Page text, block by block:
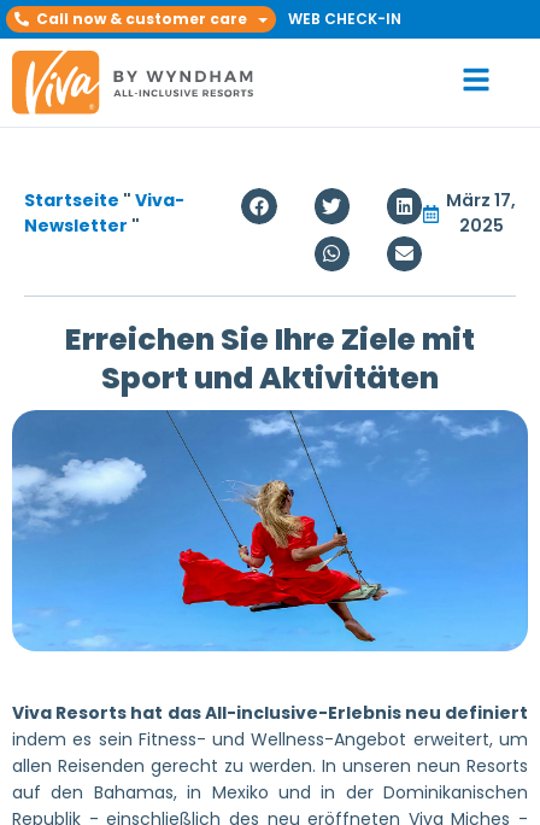
Call now & customer care WEB CHECK-IN
Startseite " Viva-
Newsletter "
März 17,
2025
Erreichen Sie Ihre Ziele mit
Sport und Aktivitäten
Viva Resorts hat das All-inclusive-Erlebnis neu definiert
indem es sein Fitness- und Wellness-Angebot erweitert, um
allen Reisenden gerecht zu werden. In unseren neun Resorts
auf den Bahamas, in Mexiko und in der Dominikanischen
Republik - einschließlich des neu eröffneten Viva Miches -